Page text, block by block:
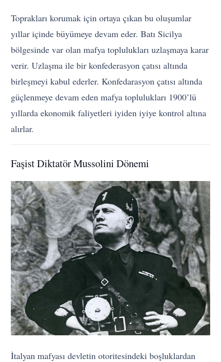
Toprakları korumak için ortaya çıkan bu oluşumlar
yıllar içinde büyümeye devam eder. Batı Sicilya
bölgesinde var olan mafya toplulukları uzlaşmaya karar
verir. Uzlaşma ile bir konfederasyon çatısı altında
birleşmeyi kabul ederler. Konfedarasyon çatısı altında
güçlenmeye devam eden mafya toplulukları 1900’lü
yıllarda ekonomik faliyetleri iyiden iyiye kontrol altına
alırlar.
Faşist Diktatör Mussolini Dönemi
İtalyan mafyası devletin otoritesindeki boşluklardan